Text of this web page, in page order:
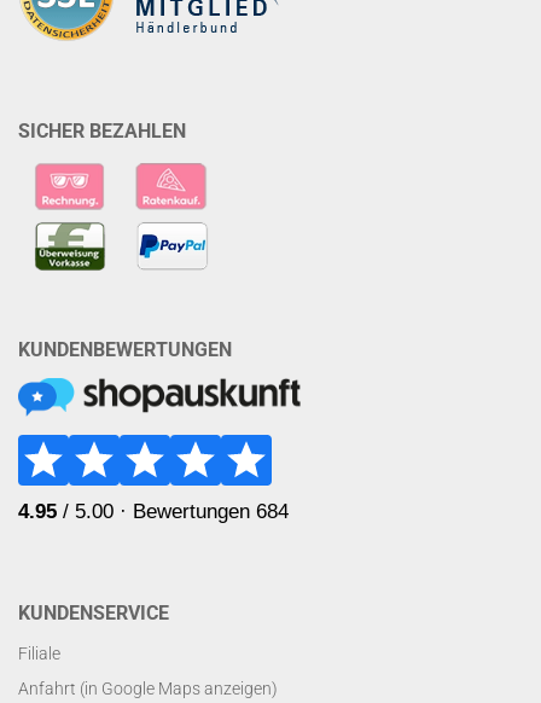
SICHER BEZAHLEN
KUNDENBEWERTUNGEN
KUNDENSERVICE
Filiale
Anfahrt (in Google Maps anzeigen)